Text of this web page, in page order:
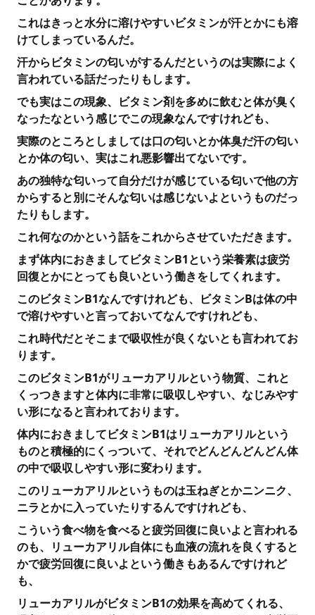
これはきっと水分に溶けやすいビタミンが汗とかにも溶
けてしまっているんだ。
汗からビタミンの匂いがするんだというのは実際によく
言われている話だったりもします。
でも実はこの現象、ビタミン剤を多めに飲むと体が臭く
なったなという感じでこの現象なんですけれども、
実際のところとしましては口の匂いとか体臭だ汗の匂い
とか体の匂い、実はこれ悪影響出てないです。
あの独特な匂いって自分だけが感じている匂いで他の方
からすると別にそんな匂いは感じないよというものだっ
たりもします。
これ何なのかという話をこれからさせていただきます。
まず体内におきましてビタミンB1という栄養素は疲労
回復とかにとっても良いという働きをしてくれます。
このビタミンB1なんですけれども、ビタミンBは体の中
で溶けやすいと言っておいてなんですけれども、
これ時代だとそこまで吸収性が良くないとも言われてお
ります。
このビタミンB1がリューカアリルという物質、これと
くっつきますと体内に非常に吸収しやすい、なじみやす
い形になると言われております。
体内におきましてビタミンB1はリューカアリルという
ものと積極的にくっついて、それでどんどんどんどん体
の中で吸収しやすい形に変わります。
このリューカアリルというものは玉ねぎとかニンニク、
ニラとかに入っていたりするんですけれども、
こういう食べ物を食べると疲労回復に良いよと言われる
のも、リューカアリル自体にも血液の流れを良くすると
かで疲労回復に良いよという働きもあるんですけれど
も、
リューカアリルがビタミンB1の効果を高めてくれる、